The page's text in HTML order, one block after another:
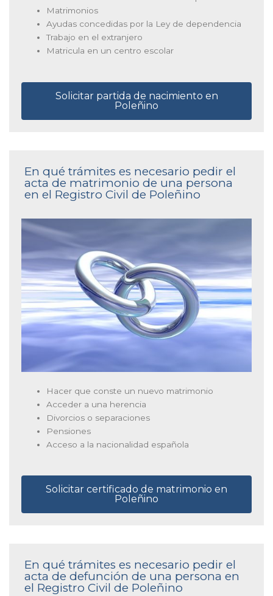
Matrimonios
Ayudas concedidas por la Ley de dependencia
Trabajo en el extranjero
Matricula en un centro escolar
Solicitar partida de nacimiento en
Poleñino
En qué trámites es necesario pedir el
acta de matrimonio de una persona
en el Registro Civil de Poleñino
Hacer que conste un nuevo matrimonio
Acceder a una herencia
Divorcios o separaciones
Pensiones
Acceso a la nacionalidad española
Solicitar certificado de matrimonio en
Poleñino
En qué trámites es necesario pedir el
acta de defunción de una persona en
el Registro Civil de Poleñino